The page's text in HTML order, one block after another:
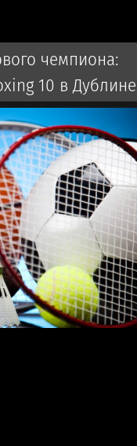
чемпиона:
10 в Дублине